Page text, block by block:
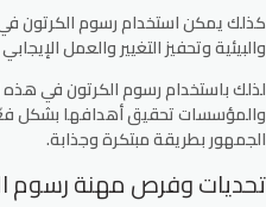
كذلك يمكن استخدام رسوم الكرتون
والبيئية وتحفيز التغيير والعمل
لذلك باستخدام رسوم الكرتون في
والمؤسسات تحقيق أهدافها بشكل
الجمهور بطريقة مبتكرة وجذابة.
تحديات وفرص مهنة رسوم